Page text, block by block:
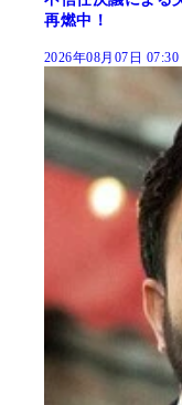
再燃中！
2026年08月07日 07:30